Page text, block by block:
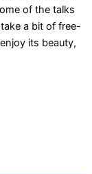
of the talks
a bit of free-
its beauty,